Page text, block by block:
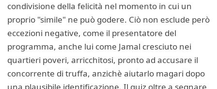
condivisione della felicità nel momento in cui un
proprio "simile" ne può godere. Ciò non esclude però
eccezioni negative, come il presentatore del
programma, anche lui come Jamal cresciuto nei
quartieri poveri, arricchitosi, pronto ad accusare il
concorrente di truffa, anzichè aiutarlo magari dopo